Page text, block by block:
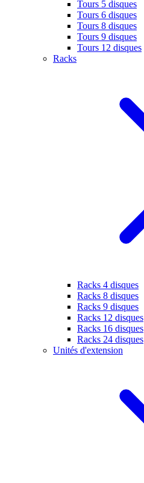
Tours 5 disques
Tours 6 disques
Tours 8 disques
Tours 9 disques
Tours 12 disques
Racks
Racks 4 disques
Racks 8 disques
Racks 9 disques
Racks 12 disques
Racks 16 disques
Racks 24 disques
Unités d'extension